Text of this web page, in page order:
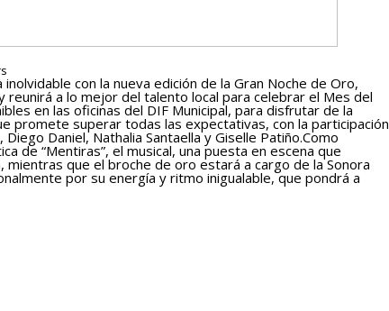
con la nueva edición de la Gran Noche de Oro,
a lo mejor del talento local para celebrar el Mes del
en las oficinas del DIF Municipal, para disfrutar de la
promete superar todas las expectativas, con la participación
Daniel, Nathalia Santaella y Giselle Patiño.Como
de “Mentiras”, el musical, una puesta en escena que
que el broche de oro estará a cargo de la Sonora
por su energía y ritmo inigualable, que pondrá a